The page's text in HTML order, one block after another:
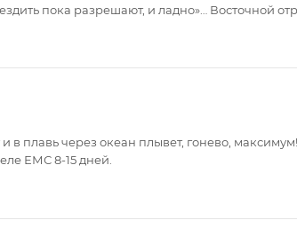
пока разрешают, и ладно»… Восточной
плавь через океан плывет, гонево,
ЕМС 8-15 дней.